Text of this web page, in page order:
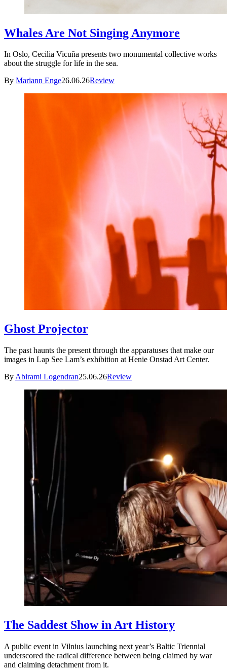
Whales Are Not Singing Anymore
In Oslo, Cecilia Vicuña presents two monumental collective works
about the struggle for life in the sea.
By Mariann Enge26.06.26Review
Ghost Projector
The past haunts the present through the apparatuses that make our
images in Lap See Lam’s exhibition at Henie Onstad Art Center.
By Abirami Logendran25.06.26Review
The Saddest Show in Art History
A public event in Vilnius launching next year’s Baltic Triennial
underscored the radical difference between being claimed by war
and claiming detachment from it.